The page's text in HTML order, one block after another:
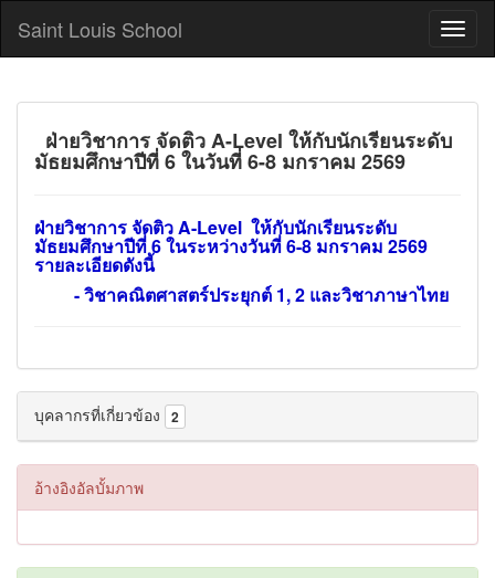
Saint Louis School
ฝ่ายวิชาการ จัดติว A-Level ให้กับนักเรียนระดับ
มัธยมศึกษาปีที่ 6 ในวันที่ 6-8 มกราคม 2569
ฝ่ายวิชาการ จัดติว A-Level ให้กับนักเรียนระดับ
มัธยมศึกษาปีที่ 6 ในระหว่างวันที่ 6-8 มกราคม 2569
รายละเอียดดังนี้
- วิชาคณิตศาสตร์ประยุกต์ 1, 2 และวิชาภาษาไทย
บุคลากรที่เกี่ยวข้อง 2
อ้างอิงอัลบั้มภาพ